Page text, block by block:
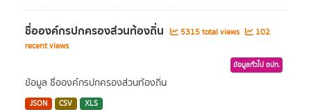
ชื่อองค์กรปกครองส่วนท้องถิ่น 5315 total views
102
recent views
ข้อมูลทั่วไป อปท.
ข้อมูล ชื่อองค์กรปกครองส่วนท้องถิ่น
JSON CSV XLS